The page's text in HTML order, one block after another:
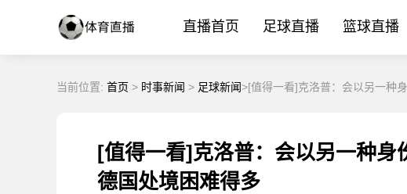
直播首页 足球直播 篮球直播
当前位置: 首页 > 时事新闻 > 足球新闻>[值得一看]克洛普：会以另一种
[值得一看]克洛普：会以另一种身
德国处境困难得多